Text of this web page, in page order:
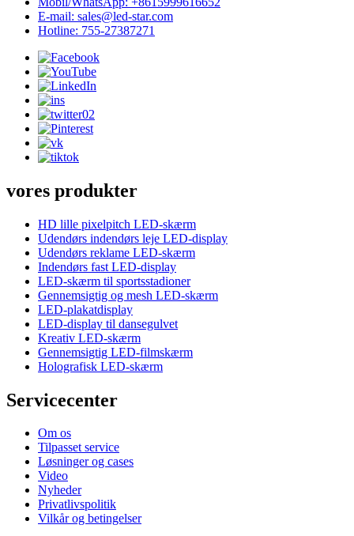
E-mail: sales@led-star.com
Hotline: 755-27387271
vores produkter
HD lille pixelpitch LED-skærm
Udendørs indendørs leje LED-display
Udendørs reklame LED-skærm
Indendørs fast LED-display
LED-skærm til sportsstadioner
Gennemsigtig og mesh LED-skærm
LED-plakatdisplay
LED-display til dansegulvet
Kreativ LED-skærm
Gennemsigtig LED-filmskærm
Holografisk LED-skærm
Servicecenter
Om os
Tilpasset service
Løsninger og cases
Video
Nyheder
Privatlivspolitik
Vilkår og betingelser